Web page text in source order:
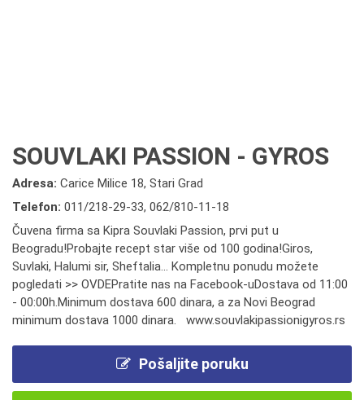
SOUVLAKI PASSION - GYROS
Adresa: Carice Milice 18, Stari Grad
Telefon: 011/218-29-33, 062/810-11-18
Čuvena firma sa Kipra Souvlaki Passion, prvi put u
Beogradu!Probajte recept star više od 100 godina!Giros,
Suvlaki, Halumi sir, Sheftalia... Kompletnu ponudu možete
pogledati >> OVDEPratite nas na Facebook-uDostava od 11:00
- 00:00h.Minimum dostava 600 dinara, a za Novi Beograd
minimum dostava 1000 dinara. www.souvlakipassionigyros.rs
Pošaljite poruku